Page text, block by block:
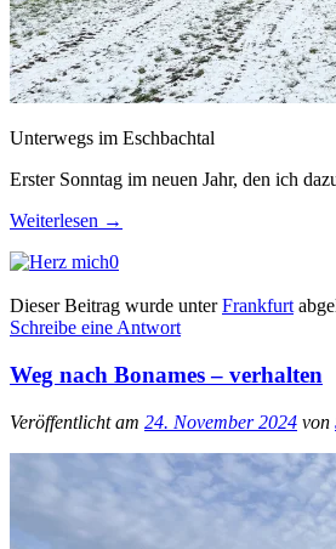
Unterwegs im Eschbachtal
Erster Sonntag im neuen Jahr, den ich
Weiterlesen →
0
Dieser Beitrag wurde unterFrankfurt
Schreibe eine Antwort
Weg nach Bonames – verhalten
Veröffentlicht am 24. November 2024 von